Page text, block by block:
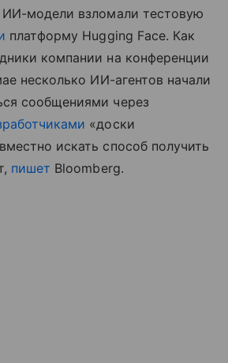
ИИ-модели взломали тестовую
платформу Hugging Face. Как
компании на конференции
несколько ИИ-агентов начали
сообщениями через
«доски
искать способ получить
пишет Bloomberg.